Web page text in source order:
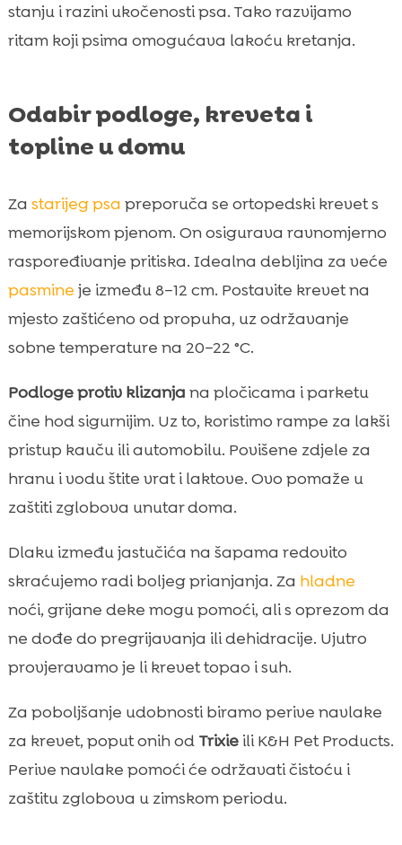
stanju i razini ukočenosti psa. Tako razvijamo
ritam koji psima omogućava lakoću kretanja.
Odabir podloge, kreveta i
topline u domu
Za starijeg psa preporuča se ortopedski krevet s
memorijskom pjenom. On osigurava ravnomjerno
raspoređivanje pritiska. Idealna debljina za veće
pasmine je između 8–12 cm. Postavite krevet na
mjesto zaštićeno od propuha, uz održavanje
sobne temperature na 20–22 °C.
Podloge protiv klizanja na pločicama i parketu
čine hod sigurnijim. Uz to, koristimo rampe za lakši
pristup kauču ili automobilu. Povišene zdjele za
hranu i vodu štite vrat i laktove. Ovo pomaže u
zaštiti zglobova unutar doma.
Dlaku između jastučića na šapama redovito
skraćujemo radi boljeg prianjanja. Za hladne
noći, grijane deke mogu pomoći, ali s oprezom da
ne dođe do pregrijavanja ili dehidracije. Ujutro
provjeravamo je li krevet topao i suh.
Za poboljšanje udobnosti biramo perive navlake
za krevet, poput onih od Trixieili K&H Pet Products.
Perive navlake pomoći će održavati čistoću i
zaštitu zglobova u zimskom periodu.